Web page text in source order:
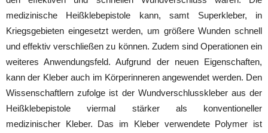
medizinische Heißklebepistole kann, samt Superkleber, in
Kriegsgebieten eingesetzt werden, um größere Wunden schnell
und effektiv verschließen zu können. Zudem sind Operationen ein
weiteres Anwendungsfeld. Aufgrund der neuen Eigenschaften,
kann der Kleber auch im Körperinneren angewendet werden. Den
Wissenschaftlern zufolge ist der Wundverschlusskleber aus der
Heißklebepistole viermal stärker als konventioneller
medizinischer Kleber. Das im Kleber verwendete Polymer ist